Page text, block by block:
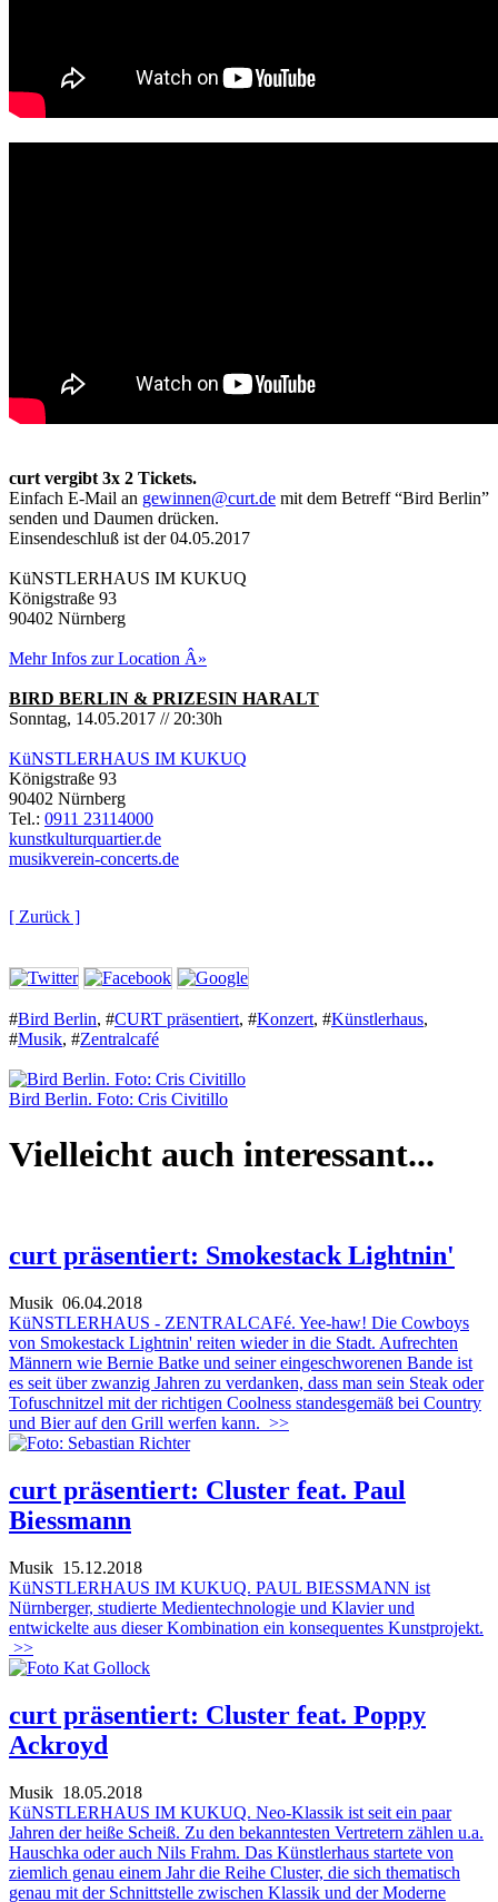
curt vergibt 3x 2 Tickets.
Einfach E-Mail an gewinnen@curt.de mit dem Betreff “Bird Berlin”
senden und Daumen drücken.
Einsendeschluß ist der 04.05.2017
KüNSTLERHAUS IM KUKUQ
Königstraße 93
90402 Nürnberg
Mehr Infos zur Location Â»
BIRD BERLIN & PRIZESIN HARALT
Sonntag, 14.05.2017 // 20:30h
KüNSTLERHAUS IM KUKUQ
Königstraße 93
90402 Nürnberg
Tel.: 0911 23114000
kunstkulturquartier.de
musikverein-concerts.de
[ Zurück ]
#Bird Berlin, #CURT präsentiert, #Konzert, #Künstlerhaus,
#Musik, #Zentralcafé
Bird Berlin. Foto: Cris Civitillo
Vielleicht auch interessant...
curt präsentiert: Smokestack Lightnin'
Musik 06.04.2018
KüNSTLERHAUS - ZENTRALCAFé. Yee-haw! Die Cowboys
von Smokestack Lightnin' reiten wieder in die Stadt. Aufrechten
Männern wie Bernie Batke und seiner eingeschworenen Bande ist
es seit über zwanzig Jahren zu verdanken, dass man sein Steak oder
Tofuschnitzel mit der richtigen Coolness standesgemäß bei Country
und Bier auf den Grill werfen kann. >>
curt präsentiert: Cluster feat. Paul
Biessmann
Musik 15.12.2018
KüNSTLERHAUS IM KUKUQ. PAUL BIESSMANN ist
Nürnberger, studierte Medientechnologie und Klavier und
entwickelte aus dieser Kombination ein konsequentes Kunstprojekt.
>>
curt präsentiert: Cluster feat. Poppy
Ackroyd
Musik 18.05.2018
KüNSTLERHAUS IM KUKUQ. Neo-Klassik ist seit ein paar
Jahren der heiße Scheiß. Zu den bekanntesten Vertretern zählen u.a.
Hauschka oder auch Nils Frahm. Das Künstlerhaus startete von
ziemlich genau einem Jahr die Reihe Cluster, die sich thematisch
genau mit der Schnittstelle zwischen Klassik und der Moderne